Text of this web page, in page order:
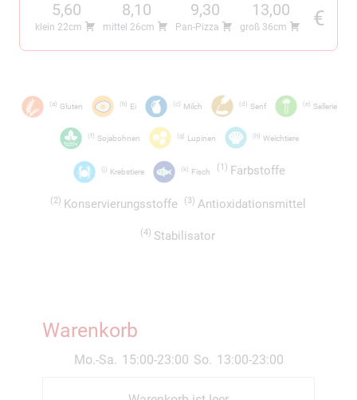
5,60
klein 22cm
8,10
mittel 26cm
9,30
Pan-Pizza
13,00
groß 36cm €
a Gluten b Ei c Milch d Senf e Sellerie
f Sojabohnen g Lupinen h Weichtiere
Krebstiere k Fisch 1 Farbstoffe
2 Konservierungsstoffe 3 Antioxidationsmittel
4 Stabilisator
Warenkorb
Mo.-Sa. 15:00-23:00 So. 13:00-23:00